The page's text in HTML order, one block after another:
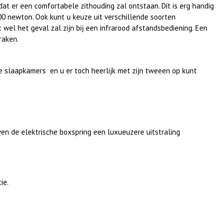
er een comfortabele zithouding zal ontstaan. Dit is erg handig
newton. Ook kunt u keuze uit verschillende soorten
het geval zal zijn bij een infrarood afstandsbediening. Een
en u er toch heerlijk met zijn tweeen op kunt
de elektrische boxspring een luxueuzere uitstraling